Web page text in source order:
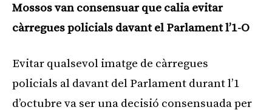
Mossos van consensuar que calia evitar
càrregues policials davant el Parlament l’1-O
Evitar qualsevol imatge de càrregues
policials al davant del Parlament durant l’1
d’octubre va ser una decisió consensuada per